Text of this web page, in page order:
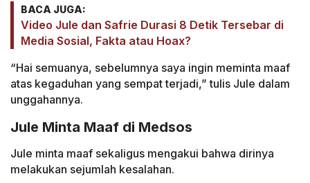
BACA JUGA:
Video Jule dan Safrie Durasi 8 Detik Tersebar di
Media Sosial, Fakta atau Hoax?
“Hai semuanya, sebelumnya saya ingin meminta maaf
atas kegaduhan yang sempat terjadi,” tulis Jule dalam
unggahannya.
Jule Minta Maaf di Medsos
Jule minta maaf sekaligus mengakui bahwa dirinya
melakukan sejumlah kesalahan.